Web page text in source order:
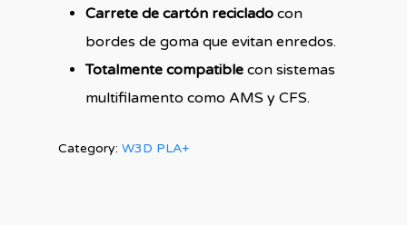
Carrete de cartón reciclado con
bordes de goma que evitan enredos.
Totalmente compatible con sistemas
multifilamento como AMS y CFS.
Category: W3D PLA+